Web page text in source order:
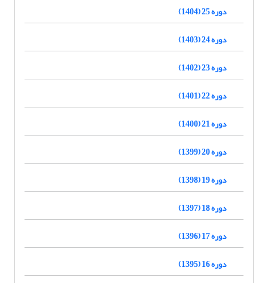
دوره 25 (1404)
دوره 24 (1403)
دوره 23 (1402)
دوره 22 (1401)
دوره 21 (1400)
دوره 20 (1399)
دوره 19 (1398)
دوره 18 (1397)
دوره 17 (1396)
دوره 16 (1395)